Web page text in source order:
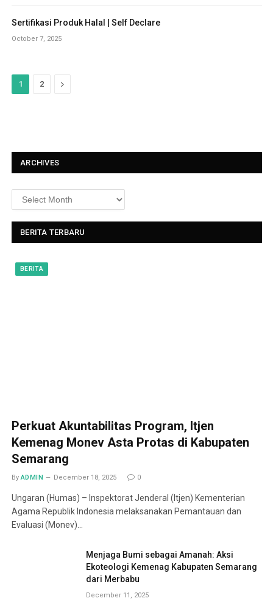
Sertifikasi Produk Halal | Self Declare
October 7, 2025
1 2
N
ARCHIVES
BERITA TERBARU
BERITA
Perkuat Akuntabilitas Program, Itjen
Kemenag Monev Asta Protas di Kabupaten
Semarang
By ADMIN December 18, 2025 0
Ungaran (Humas) – Inspektorat Jenderal (Itjen) Kementerian
Agama Republik Indonesia melaksanakan Pemantauan dan
Evaluasi (Monev)…
Menjaga Bumi sebagai Amanah: Aksi
Ekoteologi Kemenag Kabupaten Semarang
dari Merbabu
December 11, 2025